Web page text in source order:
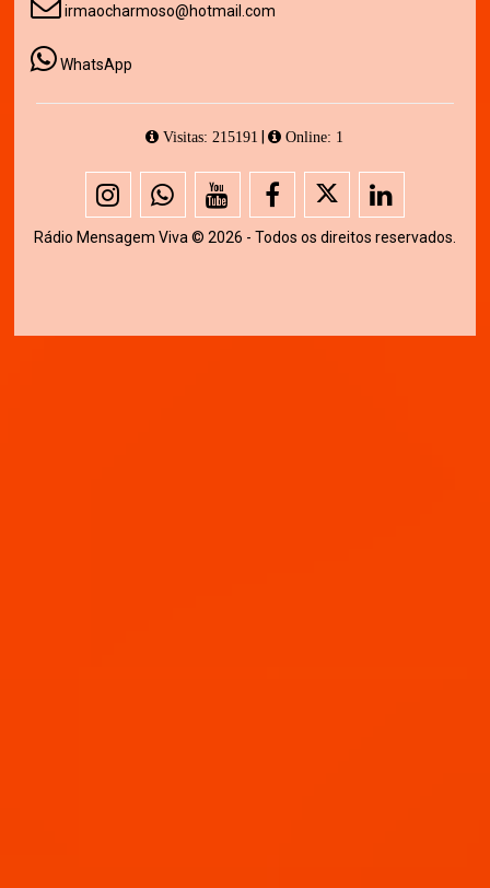
irmaocharmoso@hotmail.com
WhatsApp
Visitas: 215191 | Online: 1
Rádio Mensagem Viva © 2026 - Todos os direitos reservados.